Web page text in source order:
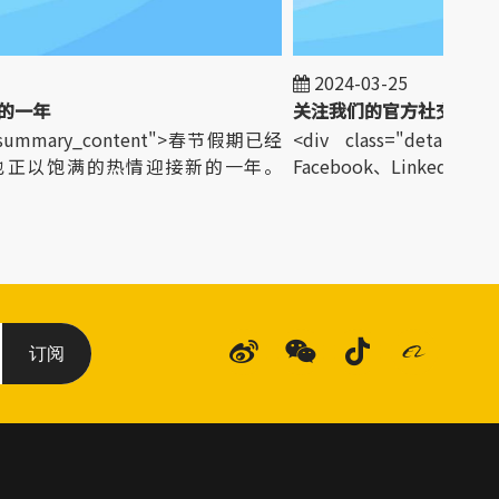
年
春节假期已经
以饱满的热情迎接新的一年。
2024-03-25
关注我们的官方社交媒体
<div
Facebook、LinkedIn、
订阅